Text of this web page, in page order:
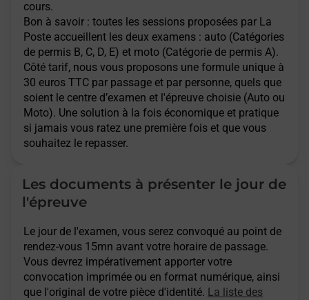
cours.
Bon à savoir : toutes les sessions proposées par La
Poste accueillent les deux examens : auto (Catégories
de permis B, C, D, E) et moto (Catégorie de permis A).
Côté tarif, nous vous proposons une formule unique à
30 euros TTC par passage et par personne, quels que
soient le centre d’examen et l'épreuve choisie (Auto ou
Moto). Une solution à la fois économique et pratique
si jamais vous ratez une première fois et que vous
souhaitez le repasser.
Les documents à présenter le jour de
l'épreuve
Le jour de l'examen, vous serez convoqué au point de
rendez-vous 15mn avant votre horaire de passage.
Vous devrez impérativement apporter votre
convocation imprimée ou en format numérique, ainsi
que l'original de votre pièce d'identité. La liste des